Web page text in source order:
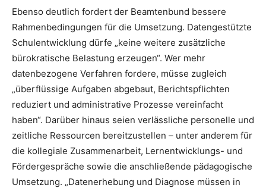
Ebenso deutlich fordert der Beamtenbund bessere
Rahmenbedingungen für die Umsetzung. Datengestützte
Schulentwicklung dürfe „keine weitere zusätzliche
bürokratische Belastung erzeugen“. Wer mehr
datenbezogene Verfahren fordere, müsse zugleich
„überflüssige Aufgaben abgebaut, Berichtspflichten
reduziert und administrative Prozesse vereinfacht
haben“. Darüber hinaus seien verlässliche personelle und
zeitliche Ressourcen bereitzustellen – unter anderem für
die kollegiale Zusammenarbeit, Lernentwicklungs- und
Fördergespräche sowie die anschließende pädagogische
Umsetzung. „Datenerhebung und Diagnose müssen in